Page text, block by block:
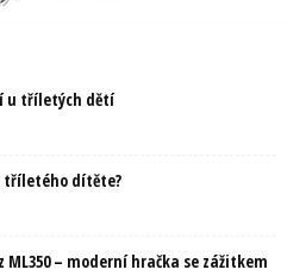
u tříletých dětí
tříletého dítěte?
– moderní hračka se zážitkem